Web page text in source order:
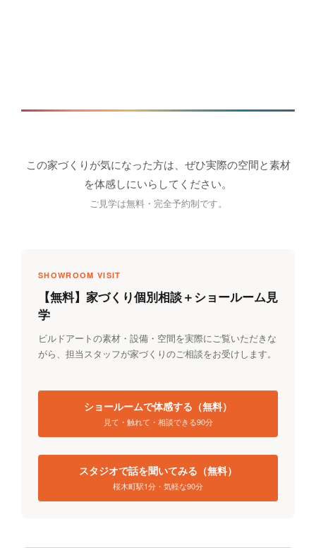
この家づくりが気になった方は、ぜひ実際の空間と素材
を体感しにいらしてください。
ご見学は無料・完全予約制です。
SHOWROOM VISIT
【無料】家づくり個別相談＋ショールーム見
学
ビルドアートの素材・設備・空間を実際にご覧いただきな
がら、担当スタッフが家づくりのご相談をお受けします。
ショールームで体感する（無料）
見て・触れて・相談できる90分
スタジオで話を聞いてみる（無料）
桜木町駅1分・気軽な90分